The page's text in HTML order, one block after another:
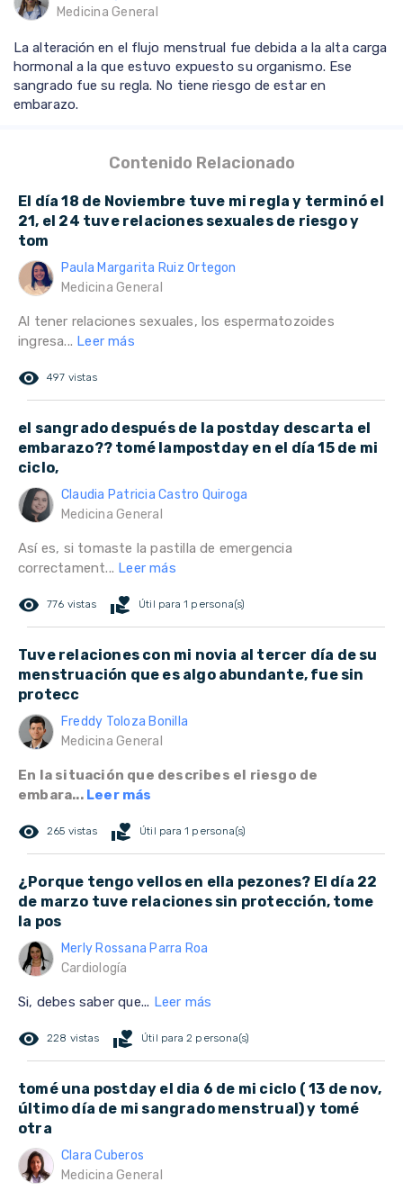
Medicina General
La alteración en el flujo menstrual fue debida a la alta carga
hormonal a la que estuvo expuesto su organismo. Ese
sangrado fue su regla. No tiene riesgo de estar en
embarazo.
Contenido Relacionado
El día 18 de Noviembre tuve mi regla y terminó el
21, el 24 tuve relaciones sexuales de riesgo y
tom
Paula Margarita Ruiz Ortegon
Medicina General
Al tener relaciones sexuales, los espermatozoides
ingresa... Leer más
remove_red_eye 497 vistas
el sangrado después de la postday descarta el
embarazo?? tomé lampostday en el día 15 de mi
ciclo,
Claudia Patricia Castro Quiroga
Medicina General
Así es, si tomaste la pastilla de emergencia
correctament... Leer más
remove_red_eye 776 vistas volunteer_activism Útil para 1 persona(s)
Tuve relaciones con mi novia al tercer día de su
menstruación que es algo abundante, fue sin
protecc
Freddy Toloza Bonilla
Medicina General
En la situación que describes el riesgo de
embara... Leer más
remove_red_eye 265 vistas volunteer_activism Útil para 1 persona(s)
¿Porque tengo vellos en ella pezones? El día 22
de marzo tuve relaciones sin protección, tome
la pos
Merly Rossana Parra Roa
Cardiología
Si, debes saber que... Leer más
remove_red_eye 228 vistas volunteer_activism Útil para 2 persona(s)
tomé una postday el dia 6 de mi ciclo ( 13 de nov,
último día de mi sangrado menstrual) y tomé
otra
Clara Cuberos
Medicina General